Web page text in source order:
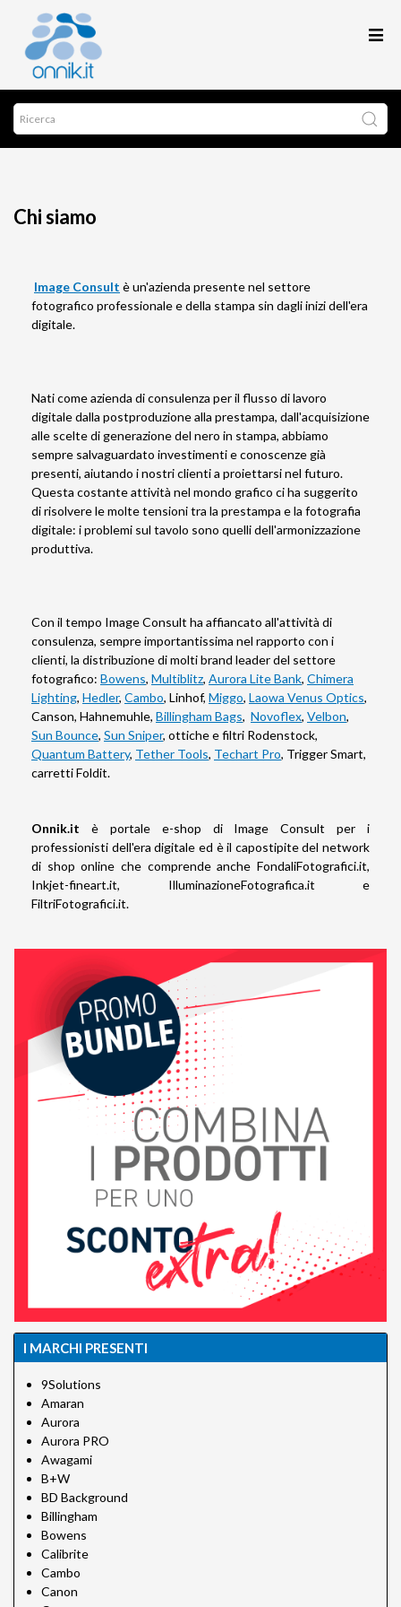
Chi siamo
Image Consult è un'azienda presente nel settore
fotografico professionale e della stampa sin dagli inizi dell'era
digitale.
Nati come azienda di consulenza per il flusso di lavoro
digitale dalla postproduzione alla prestampa, dall'acquisizione
alle scelte di generazione del nero in stampa, abbiamo
sempre salvaguardato investimenti e conoscenze già
presenti, aiutando i nostri clienti a proiettarsi nel futuro.
Questa costante attività nel mondo grafico ci ha suggerito
di risolvere le molte tensioni tra la prestampa e la fotografia
digitale: i problemi sul tavolo sono quelli dell'armonizzazione
produttiva.
Con il tempo Image Consult ha affiancato all'attività di
consulenza, sempre importantissima nel rapporto con i
clienti, la distribuzione di molti brand leader del settore
fotografico: Bowens, Multiblitz, Aurora Lite Bank, Chimera
Lighting, Hedler, Cambo, Linhof, Miggo, Laowa Venus Optics,
Canson, Hahnemuhle, Billingham Bags, Novoflex, Velbon,
Sun Bounce, Sun Sniper, ottiche e filtri Rodenstock,
Quantum Battery, Tether Tools, Techart Pro, Trigger Smart,
carretti Foldit.
Onnik.it è portale e-shop di Image Consult per i
professionisti dell'era digitale ed è il capostipite del network
di shop online che comprende anche FondaliFotografici.it,
Inkjet-fineart.it, IlluminazioneFotografica.it e
FiltriFotografici.it.
I MARCHI PRESENTI
9Solutions
Amaran
Aurora
Aurora PRO
Awagami
B+W
BD Background
Billingham
Bowens
Calibrite
Cambo
Canon